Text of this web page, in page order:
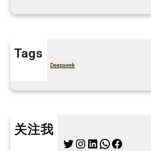
Tags
Deepseek
关注我
Twitter Instagram LinkedIn WhatsApp Facebook